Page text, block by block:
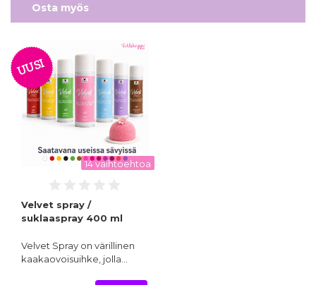
Osta myös
14 vaihtoehtoa
UUSI
Velvet spray /
suklaaspray 400 ml
Velvet Spray on värillinen
kaakaovoisuihke, jolla…